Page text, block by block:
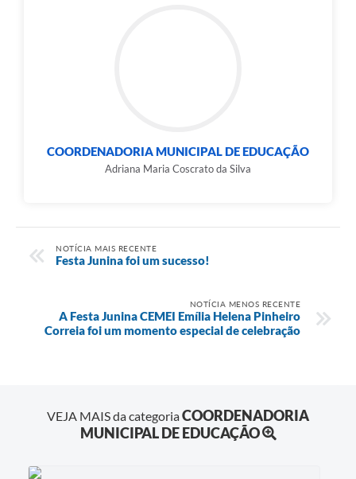
COORDENADORIA MUNICIPAL DE EDUCAÇÃO
Adriana Maria Coscrato da Silva
NOTÍCIA MAIS RECENTE
Festa Junina foi um sucesso!
NOTÍCIA MENOS RECENTE
A Festa Junina CEMEI Emília Helena Pinheiro
Correia foi um momento especial de celebração
VEJA MAIS da categoriaCOORDENADORIA
MUNICIPAL DE EDUCAÇÃO